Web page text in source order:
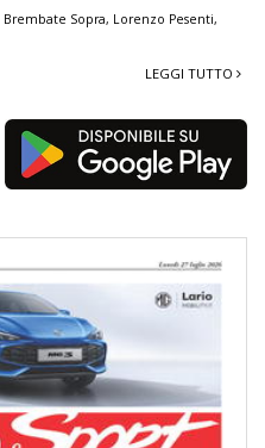
Brembate Sopra, Lorenzo Pesenti,
LEGGI TUTTO